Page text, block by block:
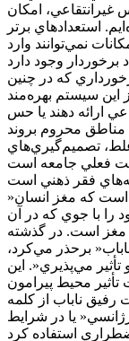
امکان
استعداد‌هاي برتر
نمي‌توانند وارد
که در چنين
سيستم بهره‌مند
ارائه دهند يا حس
مناطق محروم بروند
تصميم‌گيري‌هاي
فقر ذهني است
»رابعه موحد« روانشناس اجتماعي، اما معتقد است که مغز انسان
را با جوي که در آن
مغز است. در گذشته
برحذر مي‌کرد،
مي‌پذيري«. اين
محيط پيرامون
رفيق ناباب از کلمه
يا در شرايط